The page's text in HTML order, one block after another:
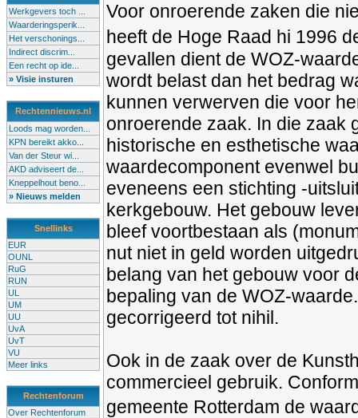
Werkgevers toch ...
Waarderingsperik...
Het verschonings...
Indirect discrim...
Een recht op ide...
» Visie insturen
Rechtennieuws.nl
Loods mag worden...
KPN bereikt akko...
Van der Steur wi...
AKD adviseert de...
Kneppelhout beno...
» Nieuws melden
Snellinks
EUR
OUNL
RuG
RUN
UL
UM
UU
UvA
UvT
VU
Meer links
Rechtenforum
Over Rechtenforum
Voor onroerende zaken die
heeft de Hoge Raad hi 1996
gevallen dient de WOZ-
wordt belast dan het bedrag
kunnen verwerven die voor
onroerende zaak. In die zaak
historische en esthetische
waardecomponent evenwel
eveneens een stichting -
kerkgebouw. Het gebouw
bleef voortbestaan als
nut niet in geld worden
belang van het gebouw voor
bepaling van de WOZ-
gecorrigeerd tot nihil.
Ook in de zaak over de
commercieel gebruik.
gemeente Rotterdam de